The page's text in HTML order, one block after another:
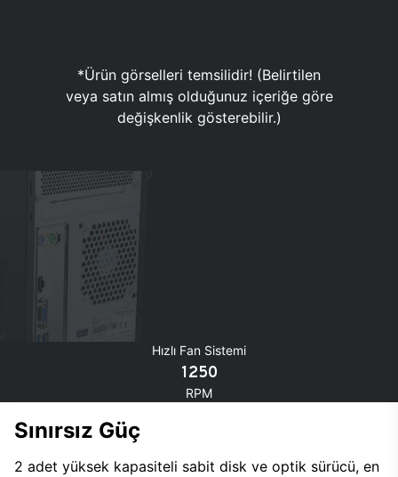
*Ürün görselleri temsilidir! (Belirtilen
veya satın almış olduğunuz içeriğe göre
değişkenlik gösterebilir.)
Hızlı Fan Sistemi
1250
RPM
Sınırsız Güç
2 adet yüksek kapasiteli sabit disk ve optik sürücü, en